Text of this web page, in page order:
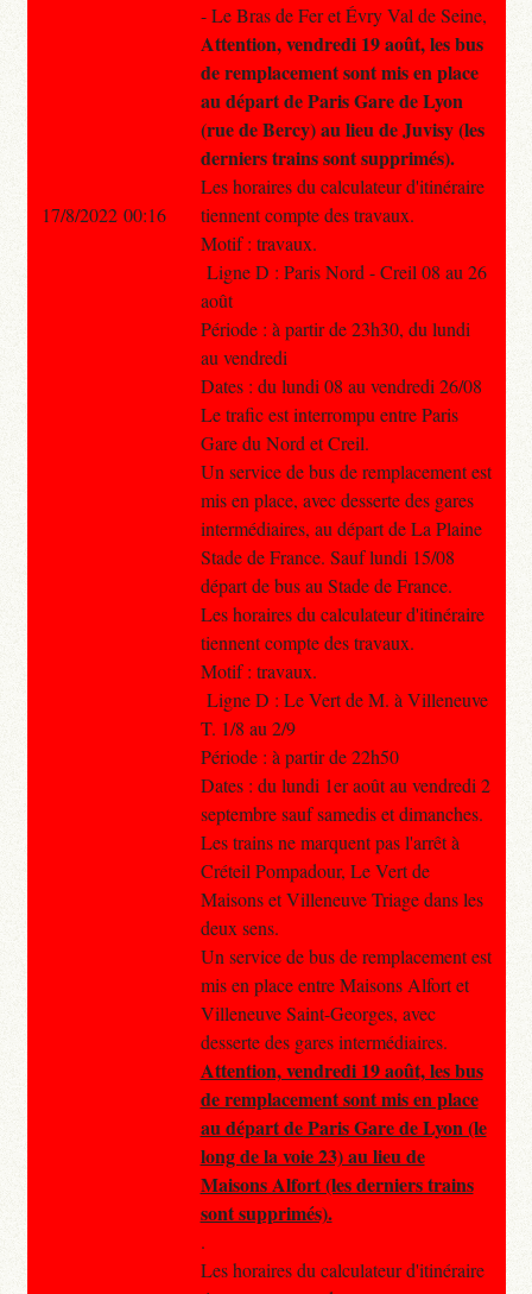
- Le Bras de Fer et Évry Val de Seine,
Attention, vendredi 19 août, les bus
de remplacement sont mis en place
au départ de Paris Gare de Lyon
(rue de Bercy) au lieu de Juvisy (les
derniers trains sont supprimés).
Les horaires du calculateur d'itinéraire
tiennent compte des travaux.
Motif : travaux.
Ligne D : Paris Nord - Creil 08 au 26
août
Période : à partir de 23h30, du lundi
au vendredi
Dates : du lundi 08 au vendredi 26/08
Le trafic est interrompu entre Paris
Gare du Nord et Creil.
Un service de bus de remplacement est
mis en place, avec desserte des gares
intermédiaires, au départ de La Plaine
Stade de France. Sauf lundi 15/08
départ de bus au Stade de France.
Les horaires du calculateur d'itinéraire
tiennent compte des travaux.
Motif : travaux.
Ligne D : Le Vert de M. à Villeneuve
T. 1/8 au 2/9
Période : à partir de 22h50
Dates : du lundi 1er août au vendredi 2
septembre sauf samedis et dimanches.
Les trains ne marquent pas l'arrêt à
Créteil Pompadour, Le Vert de
Maisons et Villeneuve Triage dans les
deux sens.
Un service de bus de remplacement est
mis en place entre Maisons Alfort et
Villeneuve Saint-Georges, avec
desserte des gares intermédiaires.
Attention, vendredi 19 août, les bus
de remplacement sont mis en place
au départ de Paris Gare de Lyon (le
long de la voie 23) au lieu de
Maisons Alfort (les derniers trains
sont supprimés).
.
Les horaires du calculateur d'itinéraire
17/8/2022 00:16